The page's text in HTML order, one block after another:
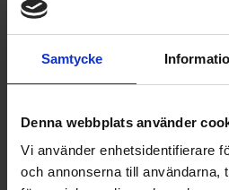
Samtycke
Denna webbplats använder
Vi använder enhetsidentifierare
och annonserna till användarna,
Populära produkter i